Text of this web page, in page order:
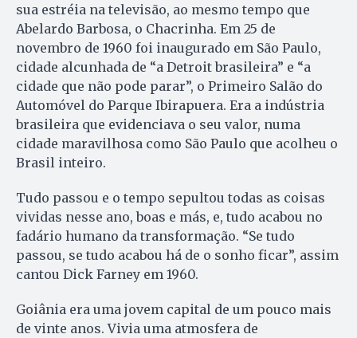
sua estréia na televisão, ao mesmo tempo que
Abelardo Barbosa, o Chacrinha. Em 25 de
novembro de 1960 foi inaugurado em São Paulo,
cidade alcunhada de “a Detroit brasileira” e “a
cidade que não pode parar”, o Primeiro Salão do
Automóvel do Parque Ibirapuera. Era a indústria
brasileira que evidenciava o seu valor, numa
cidade maravilhosa como São Paulo que acolheu o
Brasil inteiro.
Tudo passou e o tempo sepultou todas as coisas
vividas nesse ano, boas e más, e, tudo acabou no
fadário humano da transformação. “Se tudo
passou, se tudo acabou há de o sonho ficar”, assim
cantou Dick Farney em 1960.
Goiânia era uma jovem capital de um pouco mais
de vinte anos. Vivia uma atmosfera de